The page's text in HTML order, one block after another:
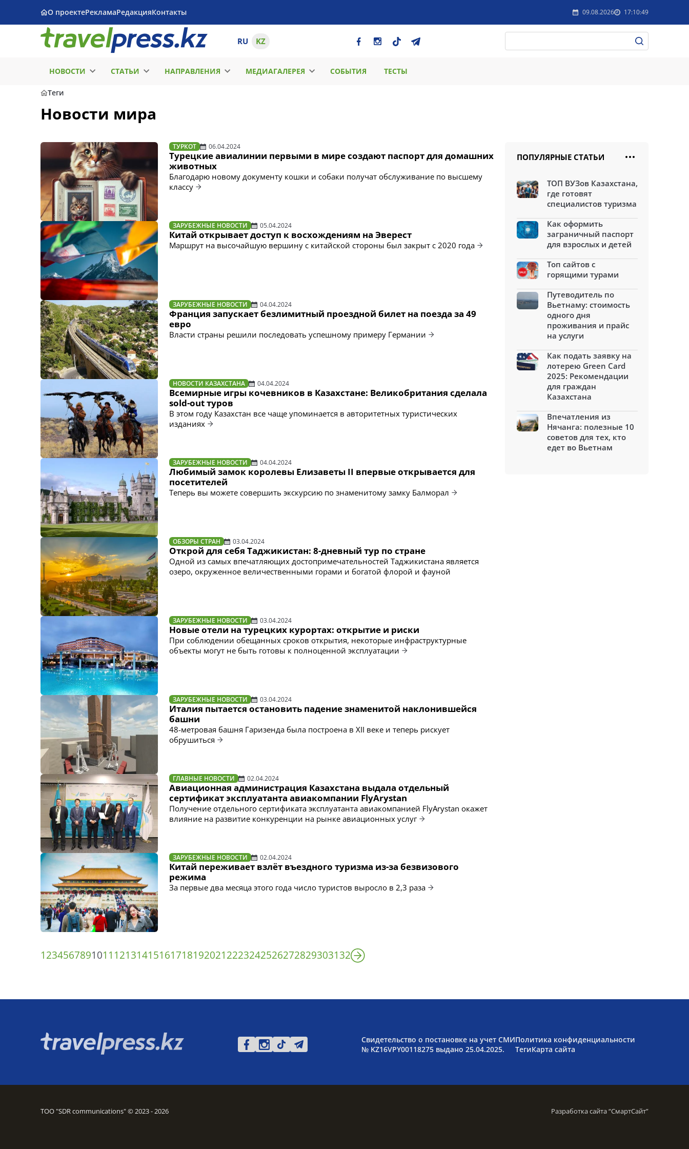
О проектеРекламаРедакцияКонтакты 09.08.2026 17:10:49
RU KZ
НОВОСТИ СТАТЬИ НАПРАВЛЕНИЯ МЕДИАГАЛЕРЕЯ СОБЫТИЯ ТЕСТЫ
Теги
Новости мира
ТУРКОТ 06.04.2024
Турецкие авиалинии первыми в мире создают паспорт для домашних
животных
Благодарю новому документу кошки и собаки получат обслуживание по высшему
классу
ЗАРУБЕЖНЫЕ НОВОСТИ 05.04.2024
Китай открывает доступ к восхождениям на Эверест
Маршрут на высочайшую вершину с китайской стороны был закрыт с 2020 года
ЗАРУБЕЖНЫЕ НОВОСТИ 04.04.2024
Франция запускает безлимитный проездной билет на поезда за 49
евро
Власти страны решили последовать успешному примеру Германии
НОВОСТИ КАЗАХСТАНА 04.04.2024
Всемирные игры кочевников в Казахстане: Великобритания сделала
sold-out туров
В этом году Казахстан все чаще упоминается в авторитетных туристических
изданиях
ЗАРУБЕЖНЫЕ НОВОСТИ 04.04.2024
Любимый замок королевы Елизаветы II впервые открывается для
посетителей
Теперь вы можете совершить экскурсию по знаменитому замку Балморал
ОБЗОРЫ СТРАН 03.04.2024
Открой для себя Таджикистан: 8-дневный тур по стране
Одной из самых впечатляющих достопримечательностей Таджикистана является
озеро, окруженное величественными горами и богатой флорой и фауной
ЗАРУБЕЖНЫЕ НОВОСТИ 03.04.2024
Новые отели на турецких курортах: открытие и риски
При соблюдении обещанных сроков открытия, некоторые инфраструктурные
объекты могут не быть готовы к полноценной эксплуатации
ЗАРУБЕЖНЫЕ НОВОСТИ 03.04.2024
Италия пытается остановить падение знаменитой наклонившейся
башни
48-метровая башня Гаризенда была построена в XII веке и теперь рискует
обрушиться
ГЛАВНЫЕ НОВОСТИ 02.04.2024
Авиационная администрация Казахстана выдала отдельный
сертификат эксплуатанта авиакомпании FlyArystan
Получение отдельного сертификата эксплуатанта авиакомпанией FlyArystan окажет
влияние на развитие конкуренции на рынке авиационных услуг
ЗАРУБЕЖНЫЕ НОВОСТИ 02.04.2024
Китай переживает взлёт въездного туризма из-за безвизового
режима
За первые два месяца этого года число туристов выросло в 2,3 раза
1234567891011 121314151617181920212223242526272829303132
ПОПУЛЯРНЫЕ СТАТЬИ
ТОП ВУЗов Казахстана,
где готовят
специалистов туризма
Как оформить
заграничный паспорт
для взрослых и детей
Топ сайтов с
горящими турами
Путеводитель по
Вьетнаму: стоимость
одного дня
проживания и прайс
на услуги
Как подать заявку на
лотерею Green Card
2025: Рекомендации
для граждан
Казахстана
Впечатления из
Нячанга: полезные 10
советов для тех, кто
едет во Вьетнам
Свидетельство о постановке на учет СМИ
№ KZ16VPY00118275 выдано 25.04.2025.
Политика конфиденциальности
ТегиКарта сайта
ТОО "SDR communications" © 2023 - 2026 Разработка сайта “СмартСайт”